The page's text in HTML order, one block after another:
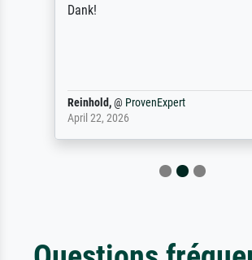
Dank!
Reinhold,@ ProvenExpert
April 22, 2026